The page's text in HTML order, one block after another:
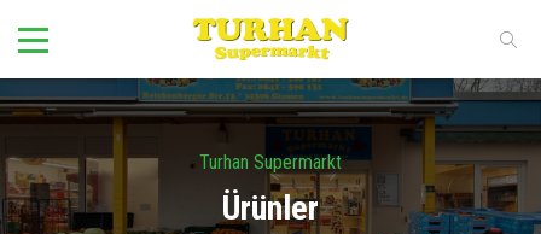
Turhan Supermarkt
Ürünler